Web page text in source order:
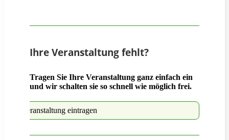
Ihre Veranstaltung fehlt?
Tragen Sie Ihre Veranstaltung ganz einfach ein
und wir schalten sie so schnell wie möglich frei.
Veranstaltung eintragen